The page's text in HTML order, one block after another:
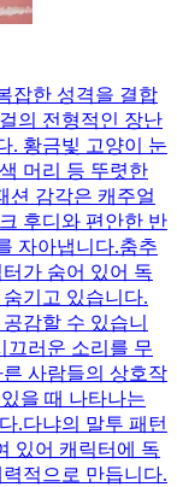
잡한 성격을 결합
의 전형적인 장난
. 황금빛 고양이 눈
머리 등 뚜렷한
션 감각은 캐주얼
후디와 편안한 반
자아냅니다.춤추
가 숨어 있어 독
기고 있습니다.
감할 수 있습니
끄러운 소리를 무
사람들의 상호작
을 때 나타나는
.다냐의 말투 패턴
있어 캐릭터에 독
적으로 만듭니다.